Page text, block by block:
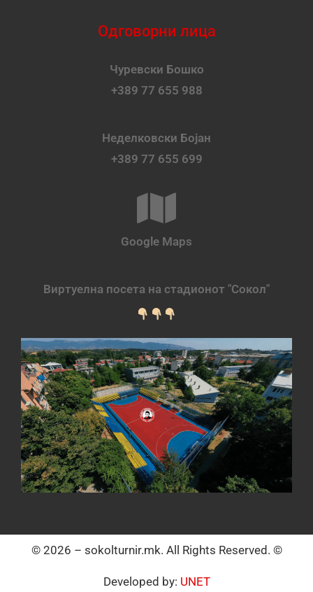
Одговорни лица
Чуревски Бошко
+389 77 655 988
Неделковски Бојан
+389 77 655 699
Google Maps
Виртуелна посета на стадионот "Сокол"
© 2026 – sokolturnir.mk. All Rights Reserved. ©
Developed by: UNET